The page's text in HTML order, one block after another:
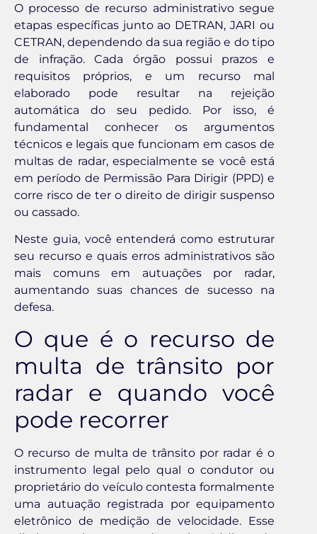
O processo de recurso administrativo segue
etapas específicas junto ao DETRAN, JARI ou
CETRAN, dependendo da sua região e do tipo
de infração. Cada órgão possui prazos e
requisitos próprios, e um recurso mal
elaborado pode resultar na rejeição
automática do seu pedido. Por isso, é
fundamental conhecer os argumentos
técnicos e legais que funcionam em casos de
multas de radar, especialmente se você está
em período de Permissão Para Dirigir (PPD) e
corre risco de ter o direito de dirigir suspenso
ou cassado.
Neste guia, você entenderá como estruturar
seu recurso e quais erros administrativos são
mais comuns em autuações por radar,
aumentando suas chances de sucesso na
defesa.
O que é o recurso de
multa de trânsito por
radar e quando você
pode recorrer
O recurso de multa de trânsito por radar é o
instrumento legal pelo qual o condutor ou
proprietário do veículo contesta formalmente
uma autuação registrada por equipamento
eletrônico de medição de velocidade. Esse